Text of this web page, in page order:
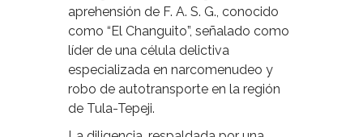
aprehensión de F. A. S. G., conocido
como “El Changuito”, señalado como
líder de una célula delictiva
especializada en narcomenudeo y
robo de autotransporte en la región
de Tula-Tepeji.